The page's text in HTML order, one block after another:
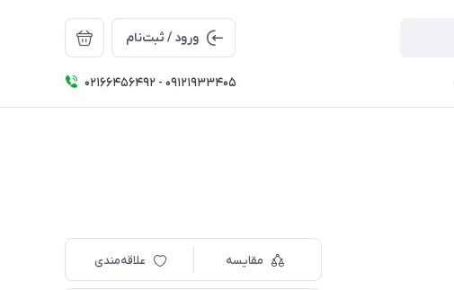
ورود / ثبت‌نام
02166456492 - 09121933405
مقایسه علاقه‌مندی